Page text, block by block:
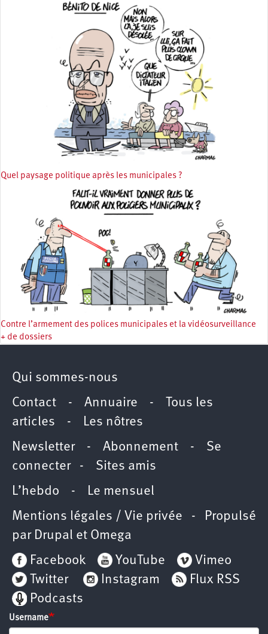
Quel paysage politique après les municipales ?
Contre l’armement des polices municipales et la vidéosurveillance
+ de dossiers
Qui sommes-nous
Contact - Annuaire -
Tous les
articles - Les nôtres
Newsletter- Abonnement - Se
connecter- Sites amis
L’hebdo - Le mensuel
Mentions légales / Vie privée - Propulsé
par Drupal et Omega
Facebook
YouTube
Vimeo
Twitter
Instagram
Flux RSS
Podcasts
Username